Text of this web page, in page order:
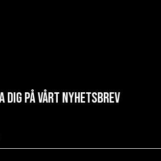
dig på vårt nyhetsbrev